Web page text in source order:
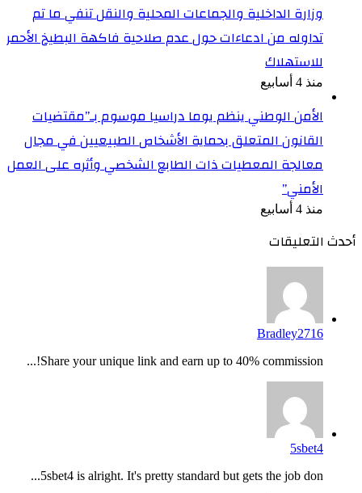
وزارة الداخلية والجماعات المحلية والنقل تنفي ما تم
تداوله من ادعاءات حول عدم صلاحية فاكهة البطيخ الأحمر
للاستهلاك
منذ 4 أسابيع
الأمن الوطني ينظم يوما دراسيا موسوم بـ”مقتضيات
القانون المتعلق بحماية الأشخاص الطبيعيين في مجال
معالجة المعطيات ذات الطابع الشخصي وأثره على العمل
الأمني”
منذ 4 أسابيع
أحدث التعليقات
Bradley2716
Share your unique link and earn up to 40% commission!...
5sbet4
5sbet4 is alright. It's pretty standard but gets the job don...